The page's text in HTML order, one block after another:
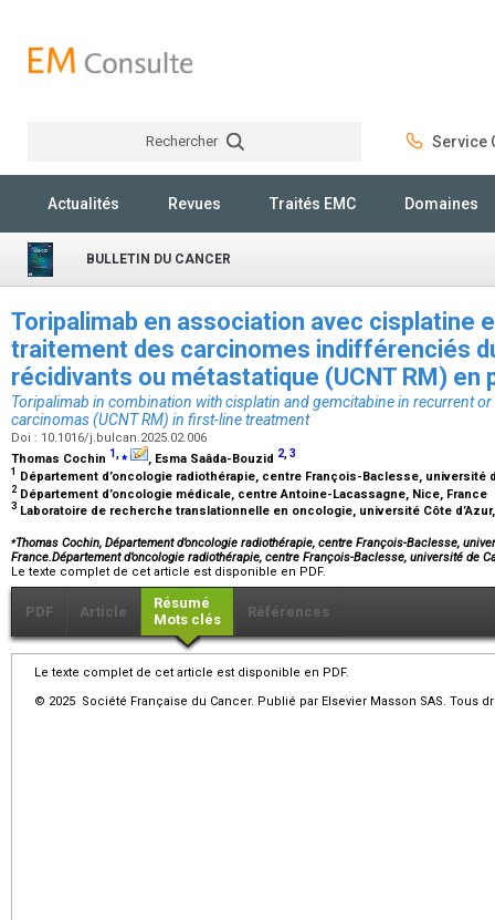
Rechercher Service
Actualités Revues Traités EMC Domaines
BULLETIN DU CANCER
Toripalimab en association avec cisplatine
traitement des carcinomes indifférenciés
récidivants ou métastatique (UCNT RM)
Toripalimab in combination with cisplatin and gemcitabine in recurrent
carcinomas (UCNT RM) in first-line treatment
Doi : 10.1016/j.bulcan.2025.02.006
Thomas Cochin 1,⁎ , Esma Saâda-Bouzid 2,3
1 Département d’oncologie radiothérapie, centre François-Baclesse, université
2 Département d’oncologie médicale, centre Antoine-Lacassagne, Nice, France
3 Laboratoire de recherche translationnelle en oncologie, université Côte
⁎Thomas Cochin, Département d’oncologie radiothérapie, centre François-Baclesse,
France.Département d’oncologie radiothérapie, centre François-Baclesse, université de
Le texte complet de cet article est disponible en PDF.
PDF Article
Résumé
Mots clés
Références
Le texte complet de cet article est disponible en PDF.
© 2025 Société Française du Cancer. Publié par Elsevier Masson SAS. Tous